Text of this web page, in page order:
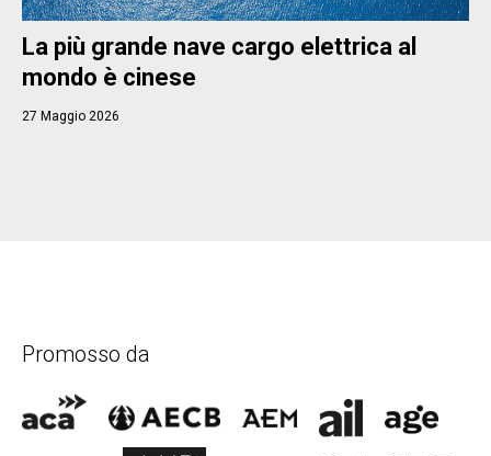
La più grande nave cargo elettrica al
mondo è cinese
27 Maggio 2026
Promosso da